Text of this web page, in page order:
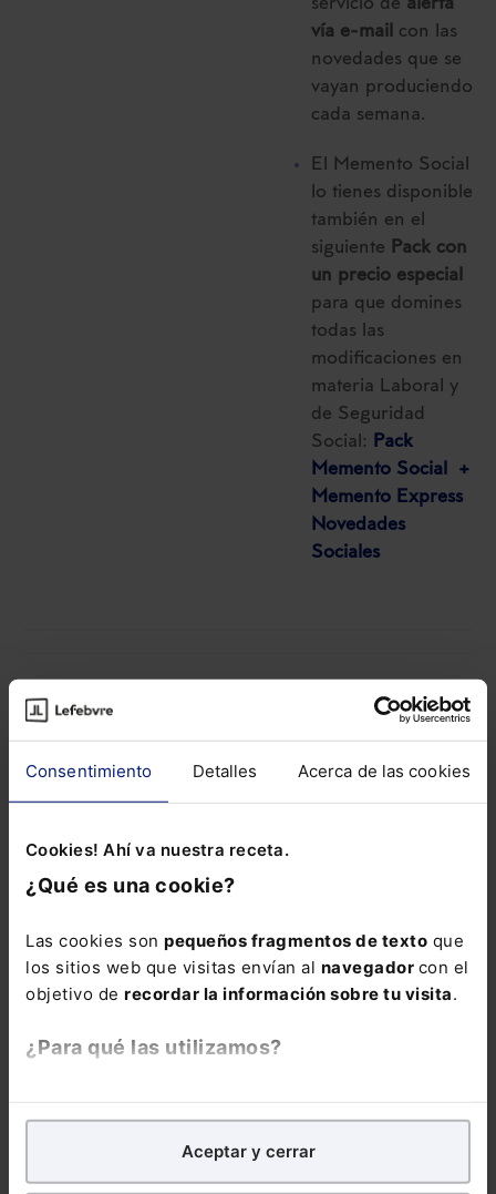
Consentimiento Detalles Acerca de las cookies
Cookies! Ahí va nuestra receta.
¿Qué es una cookie?
Las cookies son pequeños fragmentos de texto que
los sitios web que visitas envían al navegador con el
objetivo de recordar la información sobre tu visita.
¿Para qué las utilizamos?
analíticospara tratar demejorar tu experienciaen
nuestra página web. También con fines publicitarios,
para poder mostrarte publicidad y contenidos de tu
Aceptar y cerrar
servicio de alerta
vía e-mail con las
novedades que se
vayan produciendo
cada semana.
El Memento Social
lo tienes disponible
también en el
siguiente Pack con
un precio especial
para que domines
todas las
modificaciones en
materia Laboral y
de Seguridad
Social: Pack
Memento Social +
Memento Express
Novedades
Sociales
Curso
Comunicaciones
256,00 €
El Sistema RED es
el canal obligatorio
para todas tus